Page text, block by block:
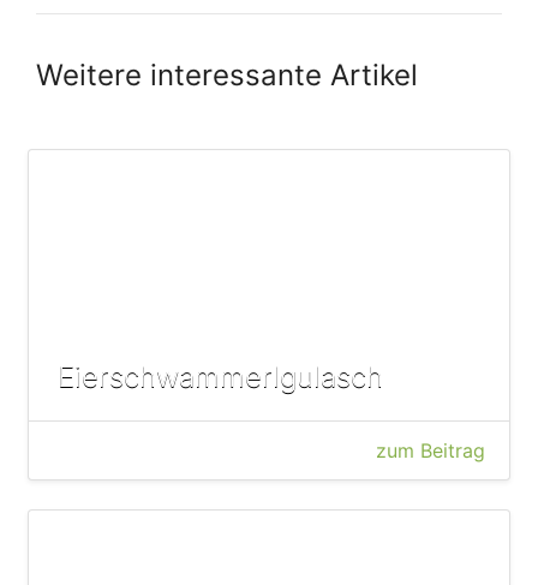
Weitere interessante Artikel
Eierschwammerlgulasch
zum Beitrag